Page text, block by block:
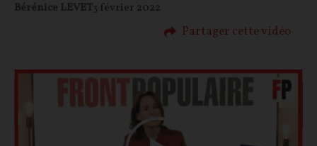
Bérénice LEVET3 février 2022
Partager cette vidéo